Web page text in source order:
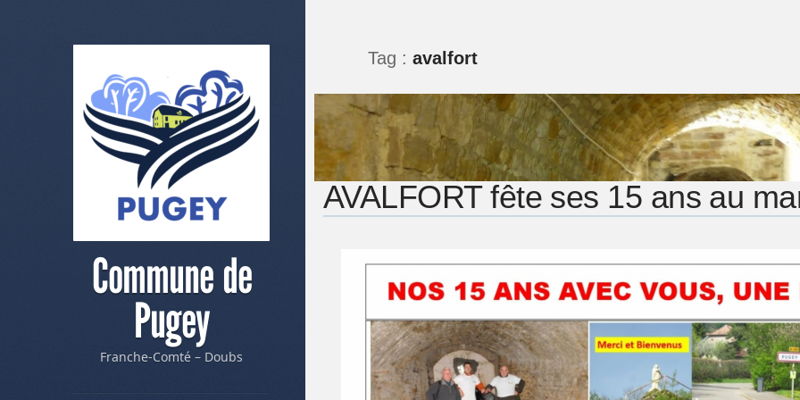
Commune de
Pugey
Franche-Comté – Doubs
Tag : avalfort
AVALFORT fête ses 15 ans au